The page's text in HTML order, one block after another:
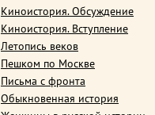
Киноистория. Обсуждение
Киноистория. Вступление
Летопись веков
Пешком по Москве
Письма с фронта
Обыкновенная история